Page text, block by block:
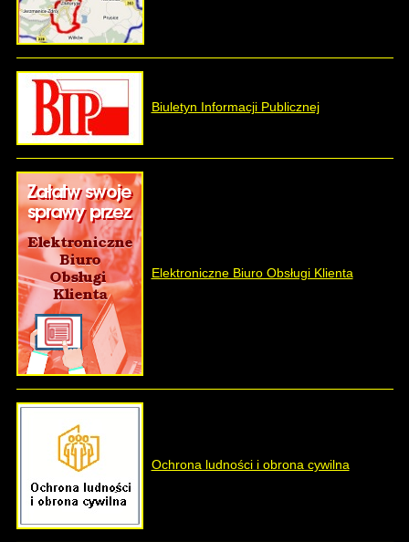
Biuletyn Informacji Publicznej
Elektroniczne Biuro Obsługi Klienta
Ochrona ludności i obrona cywilna